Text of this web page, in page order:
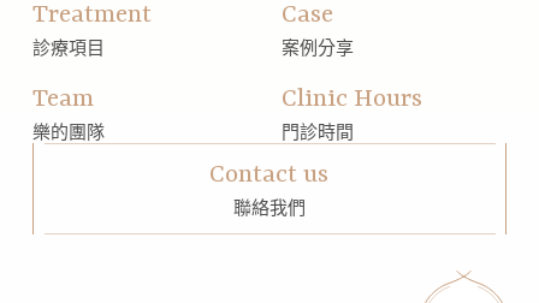
Treatment
診療項目
Case
案例分享
Team
樂的團隊
Clinic Hours
門診時間
Contact us
聯絡我們